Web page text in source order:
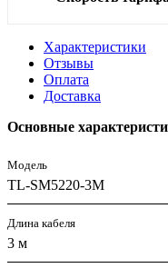
Характеристики
Отзывы
Оплата
Доставка
Основные
Модель
TL-SM5220-3M
Длина кабеля
3 м